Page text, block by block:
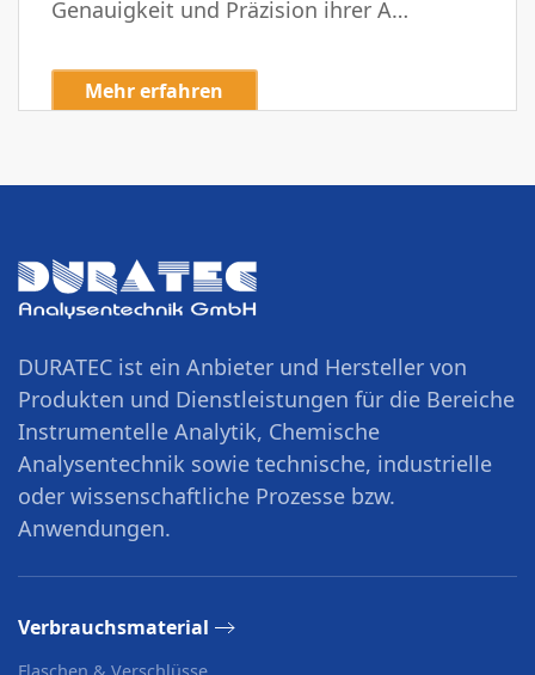
Genauigkeit und Präzision ihrer A…
Mehr erfahren
DURATEC ist ein Anbieter und Hersteller von
Produkten und Dienstleistungen für die Bereiche
Instrumentelle Analytik, Chemische
Analysentechnik sowie technische, industrielle
oder wissenschaftliche Prozesse bzw.
Anwendungen.
Verbrauchsmaterial